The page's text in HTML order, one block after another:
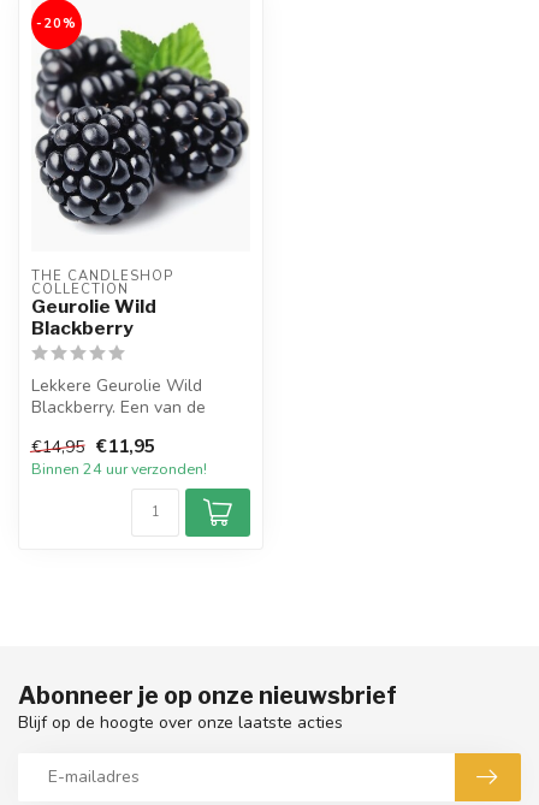
-20%
THE CANDLESHOP
COLLECTION
Geurolie Wild
Blackberry
Lekkere Geurolie Wild
Blackberry. Een van de
geurlijn van ...
€14,95 €11,95
Binnen 24 uur verzonden!
Abonneer je op onze nieuwsbrief
Blijf op de hoogte over onze laatste acties